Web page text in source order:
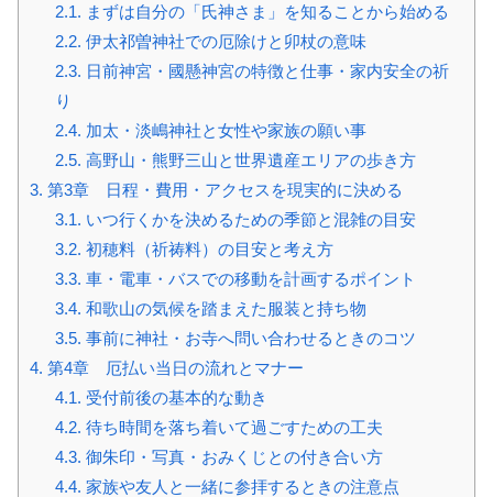
2.1. まずは自分の「氏神さま」を知ることから始める
2.2. 伊太祁曽神社での厄除けと卯杖の意味
2.3. 日前神宮・國懸神宮の特徴と仕事・家内安全の祈
り
2.4. 加太・淡嶋神社と女性や家族の願い事
2.5. 高野山・熊野三山と世界遺産エリアの歩き方
3. 第3章 日程・費用・アクセスを現実的に決める
3.1. いつ行くかを決めるための季節と混雑の目安
3.2. 初穂料（祈祷料）の目安と考え方
3.3. 車・電車・バスでの移動を計画するポイント
3.4. 和歌山の気候を踏まえた服装と持ち物
3.5. 事前に神社・お寺へ問い合わせるときのコツ
4. 第4章 厄払い当日の流れとマナー
4.1. 受付前後の基本的な動き
4.2. 待ち時間を落ち着いて過ごすための工夫
4.3. 御朱印・写真・おみくじとの付き合い方
4.4. 家族や友人と一緒に参拝するときの注意点